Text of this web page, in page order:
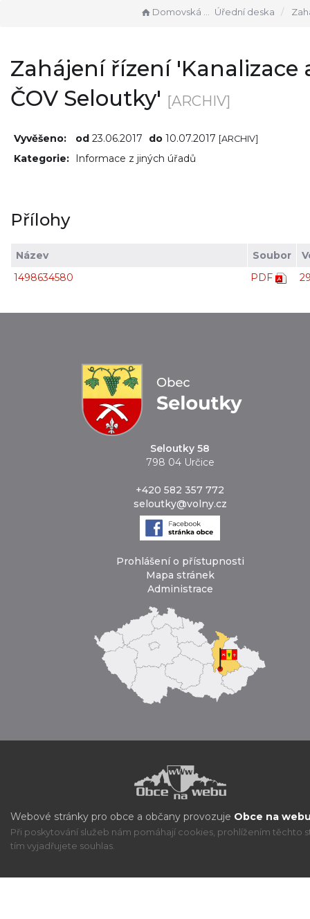
Domovská stránka Úřední deska Zahájení
Zahájení řízení 'Kanalizace
ČOV Seloutky' [ARCHIV]
Vyvěšeno: od 23.06.2017 do 10.07.2017 [ARCHIV]
Kategorie: Informace z jiných úřadů
Přílohy
Název Soubor
1498634580
PDF
Seloutky 58
798 04 Určice
+420 582 357 772
seloutky@volny.cz
Prohlášení o přístupnosti
Mapa stránek
Administrace
Webové stránky pro obce a občany provozuje Obce na
Při poskytování služeb nám pomáhají cookies, prohlížením těchto
tím vyjadřujete souhlas.